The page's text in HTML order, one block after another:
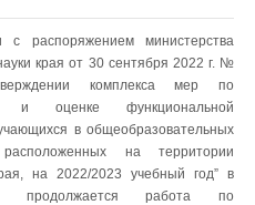
Учебника
в
ноябре
с распоряжением министерства
края от 30 сентября 2022 г. №
комплекса мер по
и оценке функциональной
в общеобразовательных
расположенных на территории
на 2022/2023 учебный год” в
продолжается работа по